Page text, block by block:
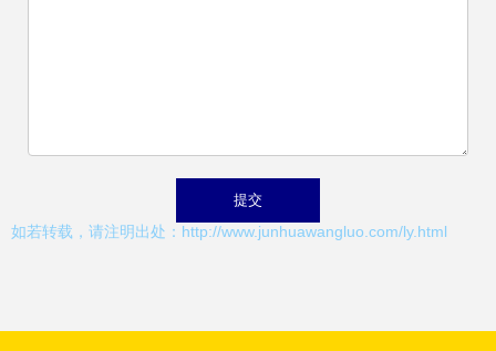
如若转载，请注明出处：http://www.junhuawangluo.com/ly.html